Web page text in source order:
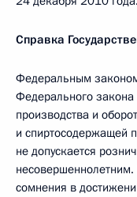
Справка
Федеральным
Федерального закона
производства и
и спиртосодержащей
не допускается
сомнения в